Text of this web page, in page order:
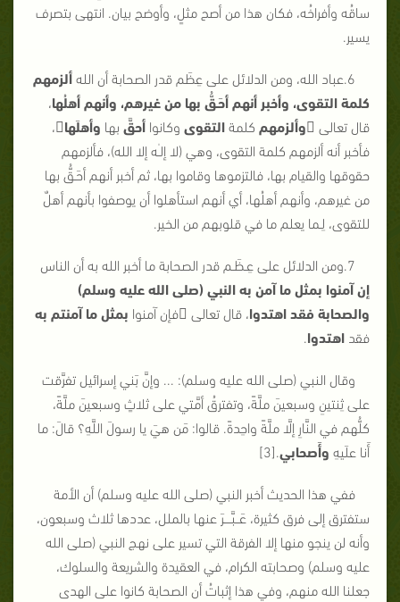
ساقُه وأفراخُه، فكان هذا من أصح مثلٍ، وأوضح بيان. انتهى بتصرف
يسير.
6.عباد الله، ومن الدلائل على عِظَم قدر الصحابة أن الله
ألزمهم
كلمة التقوى، وأخبر أنهم أحَـقُّ بها من غيرهم، وأنهم أهلُها،
قال تعالى 
وألزمهم كلمةالتقوى وكانوا أحقَّ بها وأهلَها ،
فأخبر أنه ألزمهم كلمة التقوى، وهي (لا إلـٰه إلا الله)، فألزمهم
حقوقها والقيام بها، فالتزموها وقاموا بها، ثم أخبر أنهم أحَـقُّ بها
من غيرهم، وأنهم أهلُها، أي أنهم استأهلوا أن يوصفوا بأنهم أهلٌ
للتقوى، لِـما يعلم ما في قلوبهم من الخير.
7.ومن الدلائل على عِـظَـم قدر الصحابة ما أخبر الله به أن الناس
إن آمنوا بمثل ما آمن به النبي (صلى الله عليه وسلم)
والصحابة فقد اهتدوا، قال تعالى فإن آمنوا
بمثل ما آمنتم به
فقد اهتدوا.
وقال النبي (صلى الله عليه وسلم): ... وإنَّ بَني إسرائيل تفرَّقت
على ثِنتينِ وسبعينَ ملَّةً، وتفترقُ أمَّتي على ثلاثٍ وسبعينَ ملَّةً،
كلُّهم في النَّارِ إلَّا ملَّةً واحِدةً. قالوا: مَن هيَ يا رسولَ اللَّهِ؟ قالَ: ما
أَنا علَيهِ وأَصحابي.[3]
ففي هذا الحديث أخبر النبي (صلى الله عليه وسلم) أن الأمة
ستفترق إلى فرق كثيرة، عَــبَّــــرَ عنها بالملل، عددها ثلاث وسبعون،
وأنه لن ينجو منها إلا الفرقة التي تسير على نهج النبي (صلى الله
عليه وسلم) وصحابته الكرام، في العقيدة والشريعة والسلوك،
جعلنا الله منهم، وفي هذا إثباتُ أن الصحابة كانوا على الهدى